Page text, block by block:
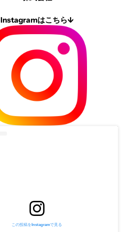
Instagramはこちら↓